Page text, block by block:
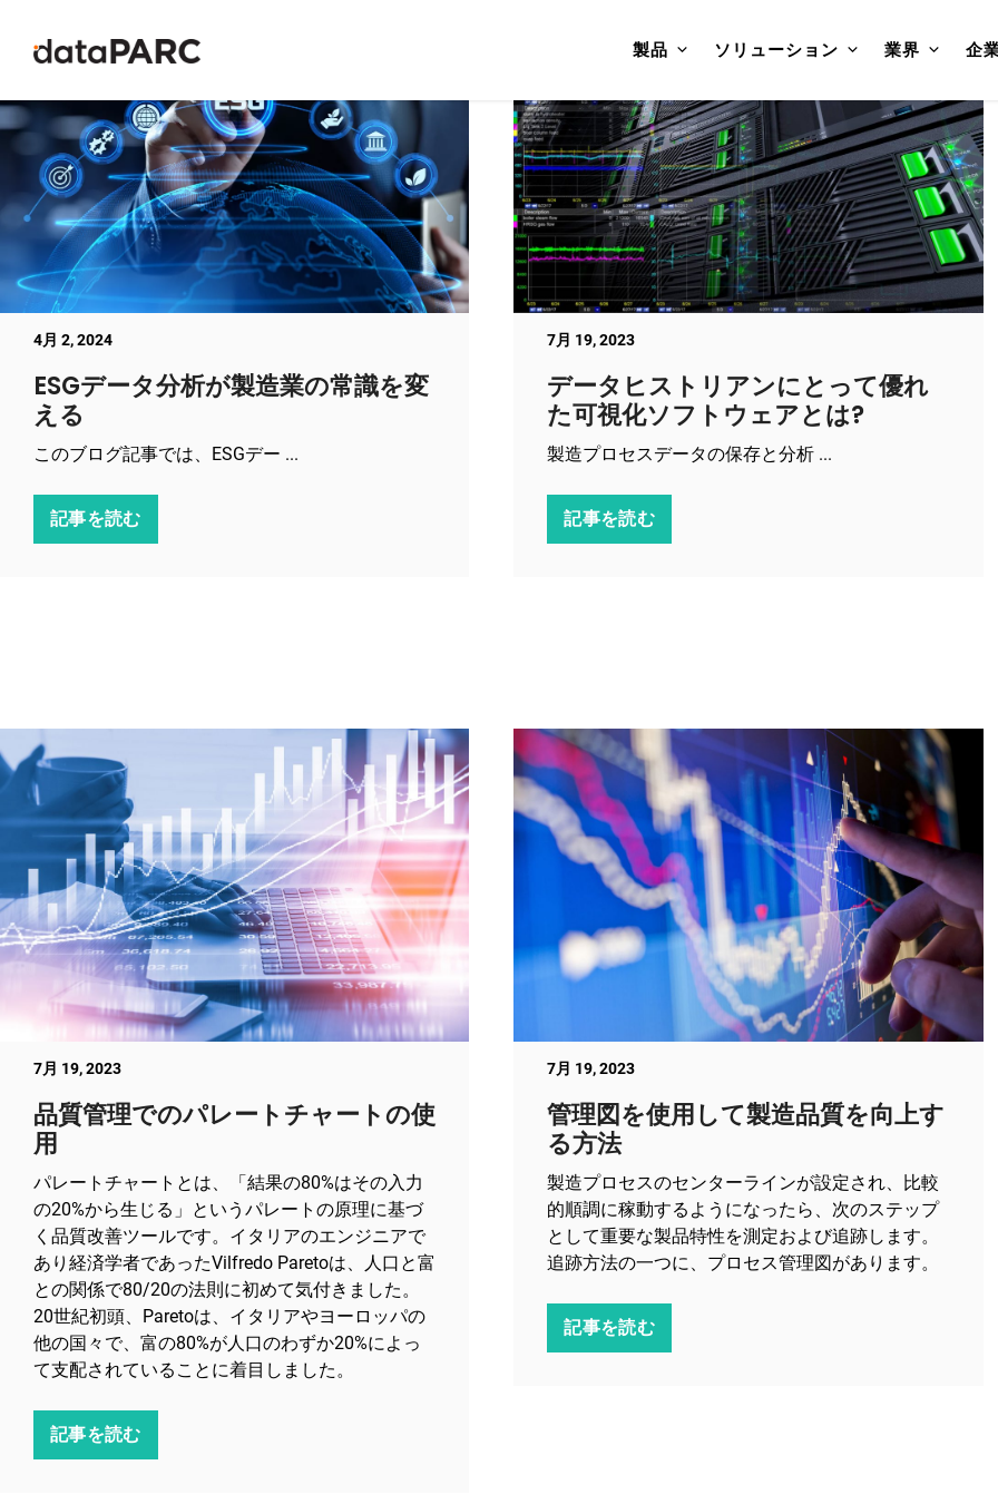
製品 ソリューション 業界 企
4月 2, 2024
ESGデータ分析が製造業の常識を変
える
このブログ記事では、ESGデー ...
記事を読む
7月 19, 2023
データヒストリアンにとって優れ
た可視化ソフトウェアとは?
製造プロセスデータの保存と分析 ...
記事を読む
7月 19, 2023
品質管理でのパレートチャートの使
用
パレートチャートとは、「結果の80%はその入力
の20%から生じる」というパレートの原理に基づ
く品質改善ツールです。イタリアのエンジニアで
あり経済学者であったVilfredo Paretoは、人口と富
との関係で80/20の法則に初めて気付きました。
20世紀初頭、Paretoは、イタリアやヨーロッパの
他の国々で、富の80%が人口のわずか20%によっ
て支配されていることに着目しました。
記事を読む
7月 19, 2023
管理図を使用して製造品質を向上す
る方法
製造プロセスのセンターラインが設定され、比較
的順調に稼動するようになったら、次のステップ
として重要な製品特性を測定および追跡します。
追跡方法の一つに、プロセス管理図があります。
記事を読む